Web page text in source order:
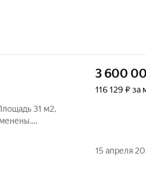
31 м2,
3 600
116 129 ₽ за
15 апреля